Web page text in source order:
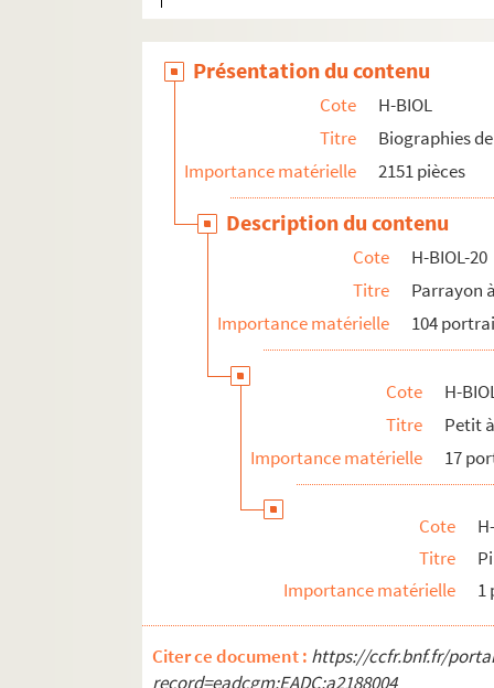
Présentation du contenu
Cote
H-BIOL
Titre
Biographies
Importance matérielle
2151 pièces
Description du contenu
Cote
H-BIOL-20
Titre
Parrayon
Importance matérielle
104
Cote
H-
Titre
Petit
Importance matérielle
17
Cote
Titre
Importance matérielle
1
Citer ce document : https://ccfr.bnf.fr/
record=eadcgm:EADC:a2188004